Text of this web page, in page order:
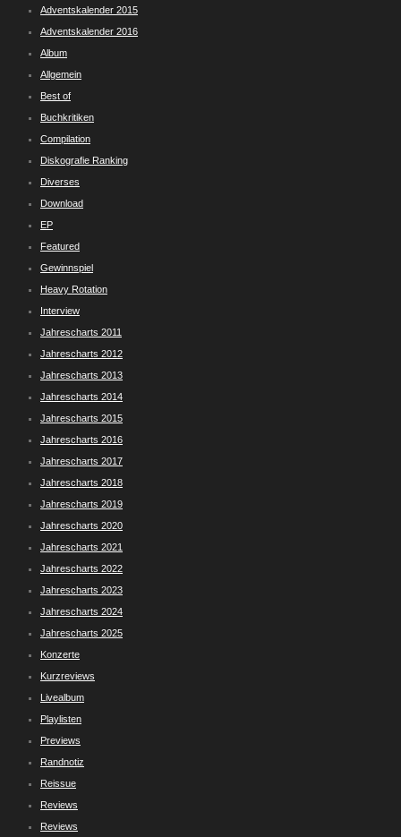
Adventskalender 2015
Adventskalender 2016
Album
Allgemein
Best of
Buchkritiken
Compilation
Diskografie Ranking
Diverses
Download
EP
Featured
Gewinnspiel
Heavy Rotation
Interview
Jahrescharts 2011
Jahrescharts 2012
Jahrescharts 2013
Jahrescharts 2014
Jahrescharts 2015
Jahrescharts 2016
Jahrescharts 2017
Jahrescharts 2018
Jahrescharts 2019
Jahrescharts 2020
Jahrescharts 2021
Jahrescharts 2022
Jahrescharts 2023
Jahrescharts 2024
Jahrescharts 2025
Konzerte
Kurzreviews
Livealbum
Playlisten
Previews
Randnotiz
Reissue
Reviews
Reviews